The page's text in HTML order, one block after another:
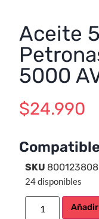
Aceite
5000
$24.990
SKU
24 disponibles